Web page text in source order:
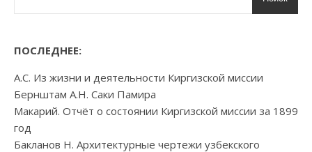
ПОСЛЕДНЕЕ:
А.С. Из жизни и деятельности Киргизской миссии
Бернштам А.Н. Саки Памира
Макарий. Отчёт о состоянии Киргизской миссии за 1899
год
Бакланов Н. Архитектурные чертежи узбекского